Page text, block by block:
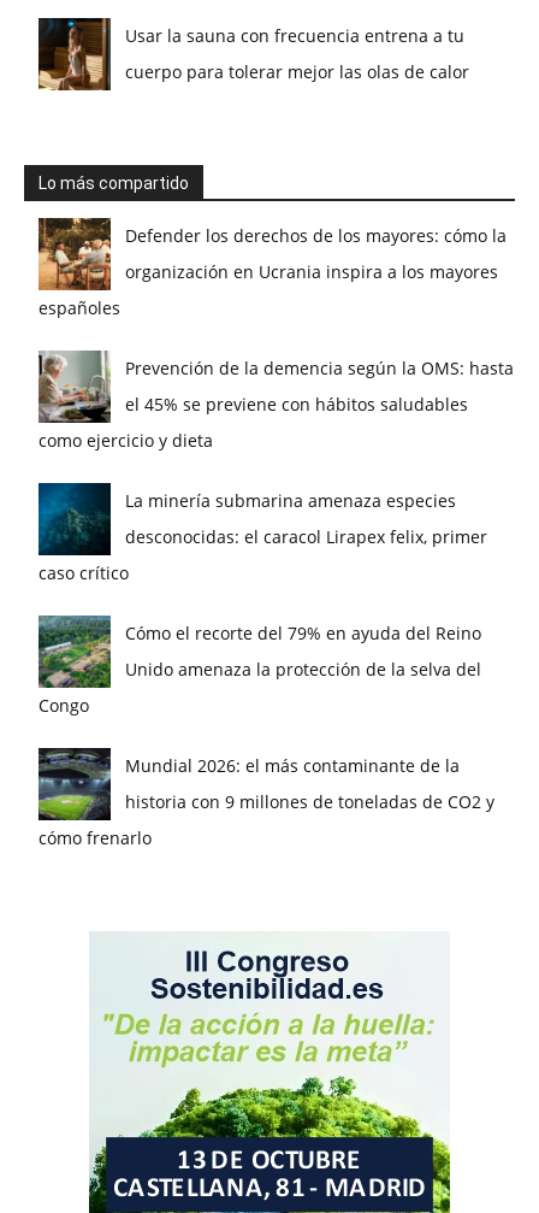
Usar la sauna con frecuencia entrena a tu
cuerpo para tolerar mejor las olas de calor
Lo más compartido
Defender los derechos de los mayores: cómo la
organización en Ucrania inspira a los mayores
españoles
Prevención de la demencia según la OMS: hasta
el 45% se previene con hábitos saludables
como ejercicio y dieta
La minería submarina amenaza especies
desconocidas: el caracol Lirapex felix, primer
caso crítico
Cómo el recorte del 79% en ayuda del Reino
Unido amenaza la protección de la selva del
Congo
Mundial 2026: el más contaminante de la
historia con 9 millones de toneladas de CO2 y
cómo frenarlo